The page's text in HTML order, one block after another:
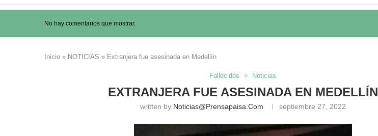
No hay comentarios que mostrar.
Inicio » NOTICIAS » Extranjera fue asesinada en Medellín
Fallecidos Noticias
EXTRANJERA FUE ASESINADA EN MEDELLÍN
written by Noticias@prensapaisa.com septiembre 27, 2022